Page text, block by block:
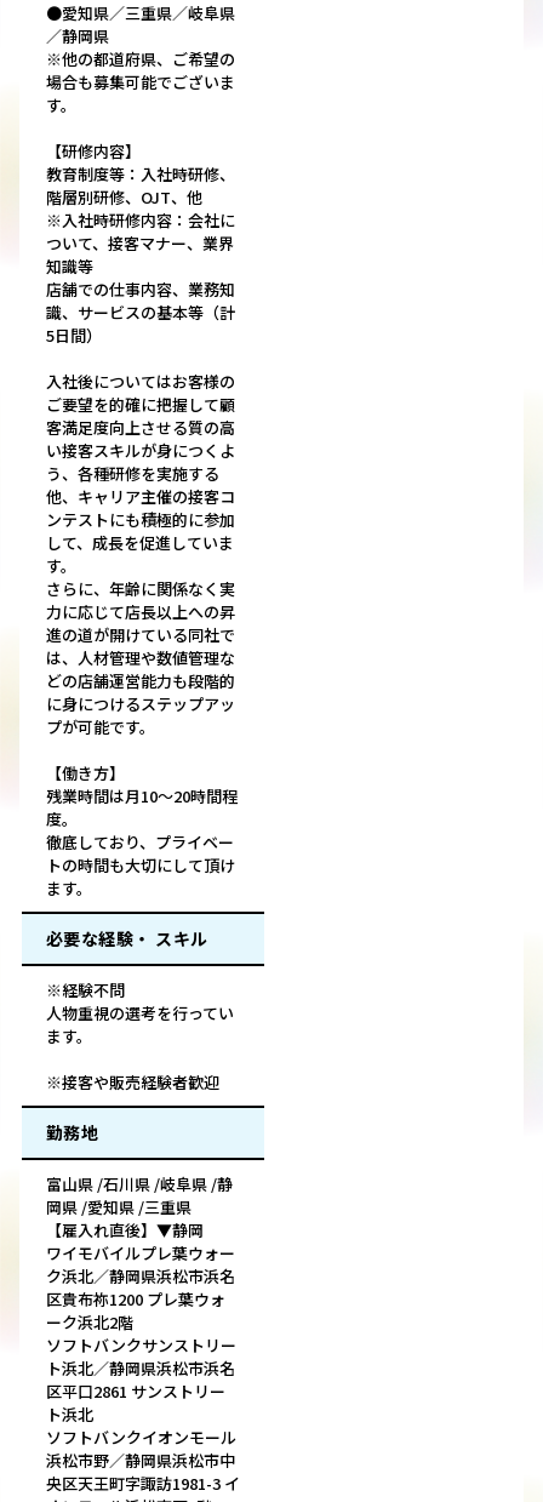
●愛知県／三重県／岐阜県
／静岡県
※他の都道府県、ご希望の
場合も募集可能でございま
す。
【研修内容】
教育制度等：入社時研修、
階層別研修、OJT、他
※入社時研修内容：会社に
ついて、接客マナー、業界
知識等
店舗での仕事内容、業務知
識、サービスの基本等（計
5日間）
入社後についてはお客様の
ご要望を的確に把握して顧
客満足度向上させる質の高
い接客スキルが身につくよ
う、各種研修を実施する
他、キャリア主催の接客コ
ンテストにも積極的に参加
して、成長を促進していま
す。
さらに、年齢に関係なく実
力に応じて店長以上への昇
進の道が開けている同社で
は、人材管理や数値管理な
どの店舗運営能力も段階的
に身につけるステップアッ
プが可能です。
【働き方】
残業時間は月10～20時間程
度。
徹底しており、プライベー
トの時間も大切にして頂け
ます。
必要な経験・ スキル
※経験不問
人物重視の選考を行ってい
ます。
※接客や販売経験者歓迎
勤務地
富山県 /石川県 /岐阜県 /静
岡県 /愛知県 /三重県
【雇入れ直後】▼静岡
ワイモバイルプレ葉ウォー
ク浜北／静岡県浜松市浜名
区貴布祢1200 プレ葉ウォ
ーク浜北2階
ソフトバンクサンストリー
ト浜北／静岡県浜松市浜名
区平口2861 サンストリー
ト浜北
ソフトバンクイオンモール
浜松市野／静岡県浜松市中
央区天王町字諏訪1981-3 イ